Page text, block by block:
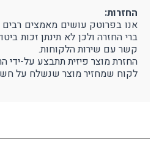
החזרות:
ברי החזרה ולכן לא תינתן זכות
קשר עם שירות הלקוחות.
החזרת מוצר פיזית תתבצע על-ידי
לקוח שמחזיר מוצר שנשלח על